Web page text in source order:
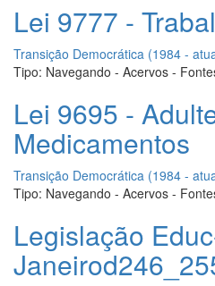
Lei 9777 -
Transição Democrática (1984 -
Tipo: Navegando - Acervos -
Lei 9695 -
Medicamentos
Transição Democrática (1984 -
Tipo: Navegando - Acervos -
Legislação